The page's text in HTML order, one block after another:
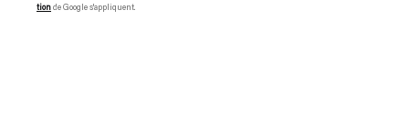
tion de Google s'appliquent.